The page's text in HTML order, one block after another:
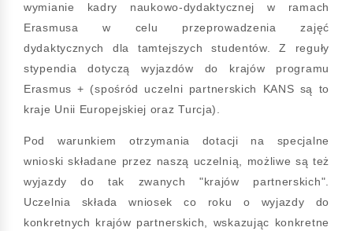
wymianie kadry naukowo-dydaktycznej w ramach
Erasmusa w celu przeprowadzenia zajęć
dydaktycznych dla tamtejszych studentów. Z reguły
stypendia dotyczą wyjazdów do krajów programu
Erasmus + (spośród uczelni partnerskich KANS są to
kraje Unii Europejskiej oraz Turcja).
Pod warunkiem otrzymania dotacji na specjalne
wnioski składane przez naszą uczelnią, możliwe są też
wyjazdy do tak zwanych "krajów partnerskich".
Uczelnia składa wniosek co roku o wyjazdy do
konkretnych krajów partnerskich, wskazując konkretne